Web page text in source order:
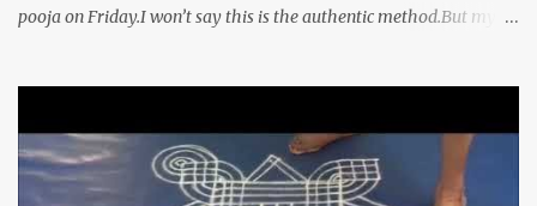
pooja on Friday.I won’t say this is the authentic method.But my
Lakshmi poojai with Thiruvilakku poojai
kolam,Hridayakamalam kolam and thiruvilakku pooja
stotram/slokas along with 108 potri in tamil. i.e Archanai slokam